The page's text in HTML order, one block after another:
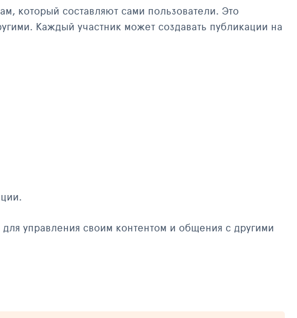
который составляют сами пользователи. Это
Каждый участник может создавать публикации на
управления своим контентом и общения с другими